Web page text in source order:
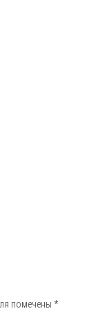
помечены *